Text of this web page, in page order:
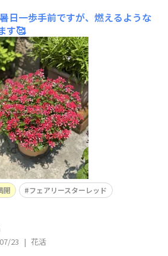
日一歩手前ですが、燃えるような
す🥰
開
フェアリースターレッド
07/23 | 花活